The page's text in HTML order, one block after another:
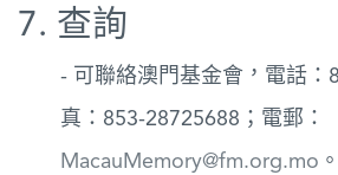
7. 查詢
- 可聯絡澳門基金會 ，電話
真：853-28725688；電郵：
MacauMemory@fm.org.mo 。